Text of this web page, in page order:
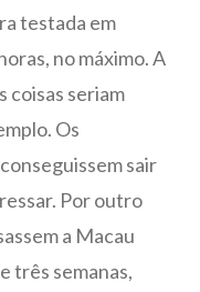
testada em
no máximo. A
coisas seriam
Os
sair
Por outro
a Macau
três semanas,